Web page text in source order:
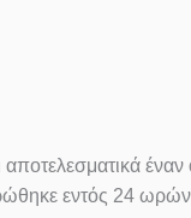
έναν
εντός 24 ωρών